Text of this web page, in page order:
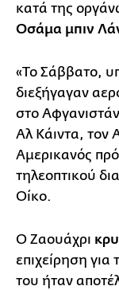
κατά της
Οσάμα μπιν
«Το Σάββατο,
διεξήγαγαν
στο
Αλ Κάιντα, τον
Αμερικανός
τηλεοπτικού
Οίκο.
Ο Ζαουάχρι
επιχείρηση
του ήταν